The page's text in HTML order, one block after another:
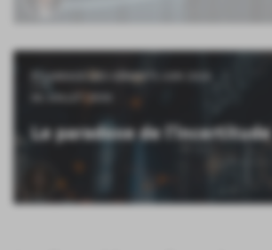
ÉCLAIRAGE DES GÉRANTS JUIN 2026
Le paradoxe de l'incertitude